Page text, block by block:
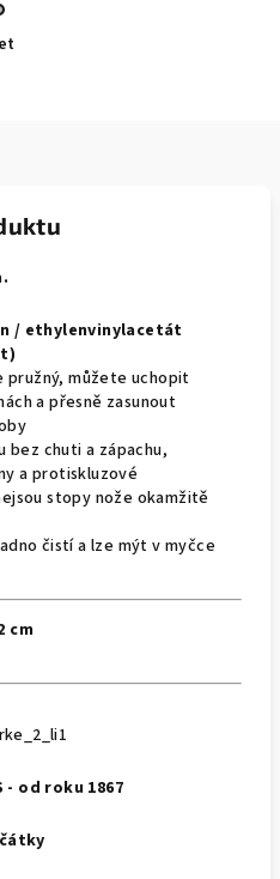
/ ethylenvinylacetát
pružný, můžete uchopit
a přesně zasunout
bez chuti a zápachu,
a protiskluzové
stopy nože okamžitě
čistí a lze mýt v myčce
cm
- od roku 1867